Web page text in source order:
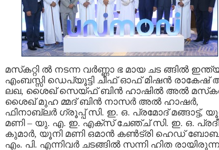
മസ്‌കറ്റി ൽ നടന്ന വർണ്ണാ ഭ മായ ചട ങ്ങിൽ
എംബസ്സി ഡെപ്യൂട്ടി ചീഫ് ഓഫ് മിഷൻ രാകേഷ്
ലഖ, ശൈഖ് സെയ്‌ഫ് ബിൻ ഹാഷിൽ അൽ
ശൈഖ് മുഹ മ്മദ് ബിൻ നാസർ അൽ ഹാഷർ,
ഫിനാബ്ലർ ഗ്രൂപ്പ് സി. ഇ. ഒ. പ്രമോദ് മങ്ങാട്ട്,
മണി – യു. എ. ഇ. എക്സ് ചേഞ്ച് സി. ഇ. ഒ.
കുമാർ, യൂനി മണി ഒമാൻ കൺട്രി ഹെഡ്
എം. പി. എന്നിവർ ചടങ്ങില്‍ സന്നി ഹിത